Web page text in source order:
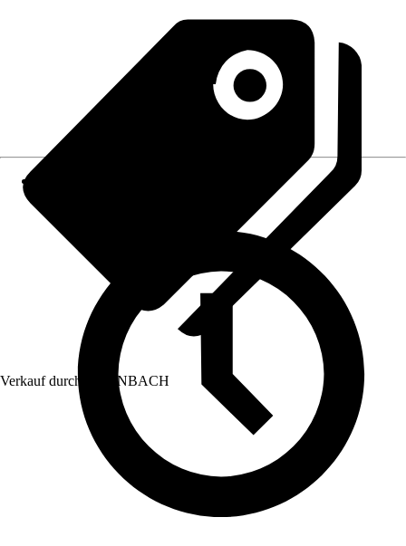
Verkauf durch: HORNBACH